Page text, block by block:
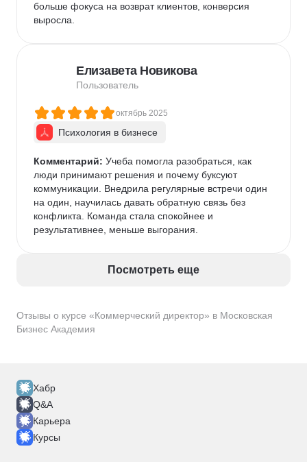
Отзывы о курсе «Коммерческий директор» в Московская
Бизнес Академия
больше фокуса на возврат клиентов, конверсия
выросла.
Елизавета Новикова
Пользователь
октябрь 2025
Психология в бизнесе
Комментарий: Учеба помогла разобраться, как
люди принимают решения и почему буксуют
коммуникации. Внедрила регулярные встречи один
на один, научилась давать обратную связь без
конфликта. Команда стала спокойнее и
результативнее, меньше выгорания.
Посмотреть еще
Хабр
Q&A
Карьера
Курсы